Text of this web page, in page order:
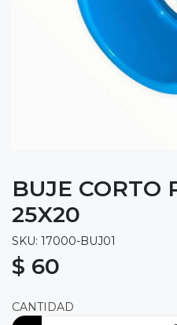
BUJE CORTO
25X20
SKU: 17000-BUJ01
$ 60
CANTIDAD